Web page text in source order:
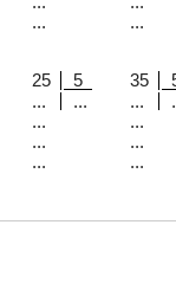
... ...
25 5 35
... ... ...
...
...
...
...
... ...